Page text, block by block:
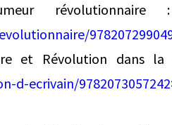
révolutionnaire
et Révolution dans la
d-ecrivain/9782073057242